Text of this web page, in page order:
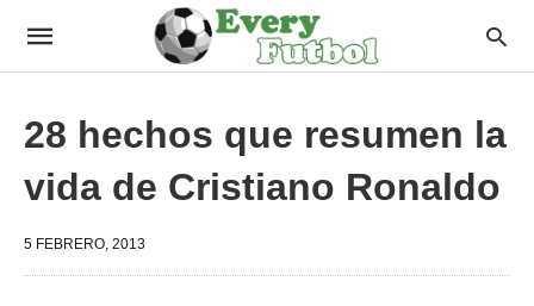
28 hechos que resumen la
vida de Cristiano Ronaldo
5 FEBRERO, 2013